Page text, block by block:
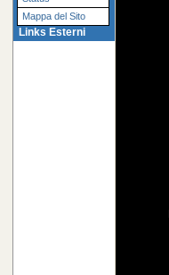
Mappa del Sito
Links Esterni